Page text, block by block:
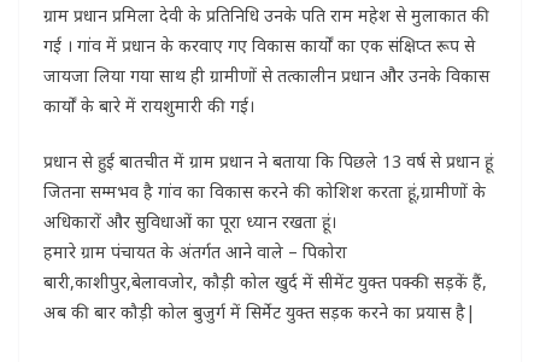
ग्राम प्रधान प्रमिला देवी के प्रतिनिधि उनके पति राम महेश से मुलाकात की
गई । गांव में प्रधान के करवाए गए विकास कार्यों का एक संक्षिप्त रूप से
जायजा लिया गया साथ ही ग्रामीणों से तत्कालीन प्रधान और उनके विकास
कार्यों के बारे में रायशुमारी की गई।
प्रधान से हुई बातचीत में ग्राम प्रधान ने बताया कि पिछले 13 वर्ष से प्रधान हूं
जितना सम्मभव है गांव का विकास करने की कोशिश करता हूं,ग्रामीणों के
अधिकारों और सुविधाओं का पूरा ध्यान रखता हूं।
हमारे ग्राम पंचायत के अंतर्गत आने वाले – पिकोरा
बारी,काशीपुर,बेलावजोर, कौड़ी कोल खुर्द में सीमेंट युक्त पक्की सड़कें हैं,
अब की बार कौड़ी कोल बुजुर्ग में सिर्मेट युक्त सड़क करने का प्रयास है|